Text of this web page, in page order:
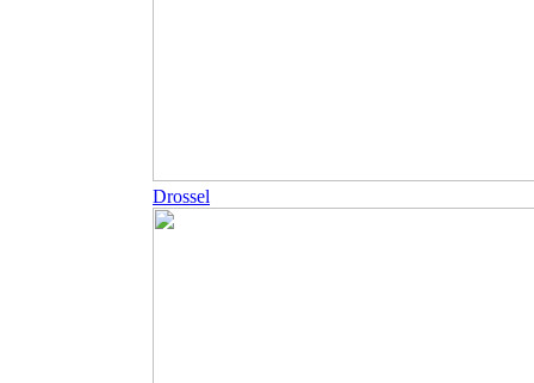
Drossel